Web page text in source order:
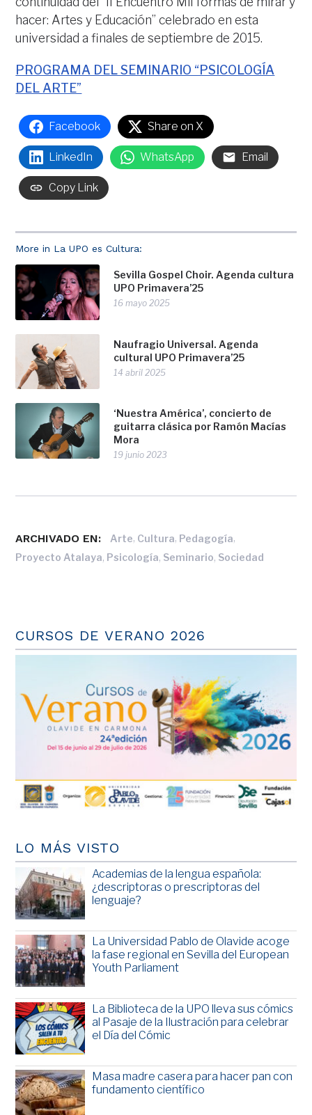
More in La UPO es Cultura:
Sevilla Gospel Choir. Agenda cultura
UPO Primavera’25
16 mayo 2025
Naufragio Universal. Agenda
cultural UPO Primavera’25
14 abril 2025
‘Nuestra América’, concierto de
guitarra clásica por Ramón Macías
Mora
19 junio 2023
hacer: Artes y Educación” celebrado en esta
universidad a finales de septiembre de 2015.
PROGRAMA DEL SEMINARIO “PSICOLOGÍA
DEL ARTE”
Facebook Share on X
LinkedIn WhatsApp Email
Copy Link
ARCHIVADO EN: Arte, Cultura, Pedagogía,
Proyecto Atalaya, Psicología, Seminario, Sociedad
CURSOS DE VERANO 2026
LO MÁS VISTO
Academias de la lengua española:
¿descriptoras o prescriptoras del
lenguaje?
La Universidad Pablo de Olavide acoge
la fase regional en Sevilla del European
Youth Parliament
La Biblioteca de la UPO lleva sus cómics
al Pasaje de la Ilustración para celebrar
el Día del Cómic
Masa madre casera para hacer pan con
fundamento científico